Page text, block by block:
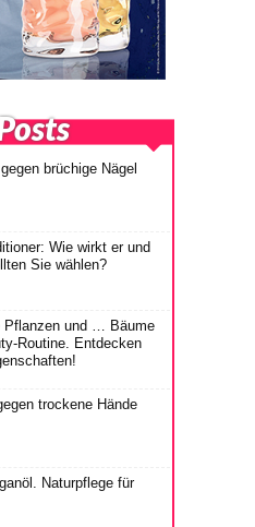
brüchige Nägel
Wie wirkt er und
Sie wählen?
Pflanzen und … Bäume
Routine. Entdecken
trockene Hände
Naturpflege für